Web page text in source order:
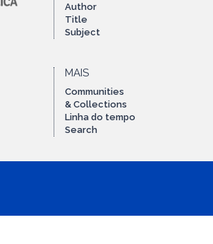
Author
Title
Subject
MAIS
Communities
& Collections
Linha do tempo
Search